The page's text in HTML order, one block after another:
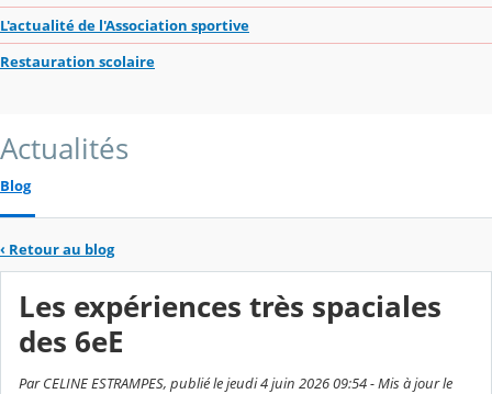
L'actualité de l'Association sportive
Restauration scolaire
Actualités
Blog
‹ Retour au blog
Les expériences très spaciales
des 6eE
Par CELINE ESTRAMPES, publié le jeudi 4 juin 2026 09:54 - Mis à jour le